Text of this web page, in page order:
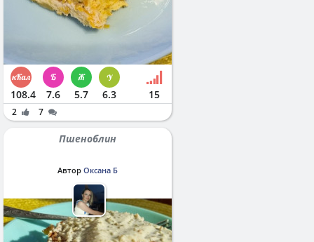
108.4 7.6 5.7 6.3 15
2 7
Пшеноблин
Автор Оксана Б